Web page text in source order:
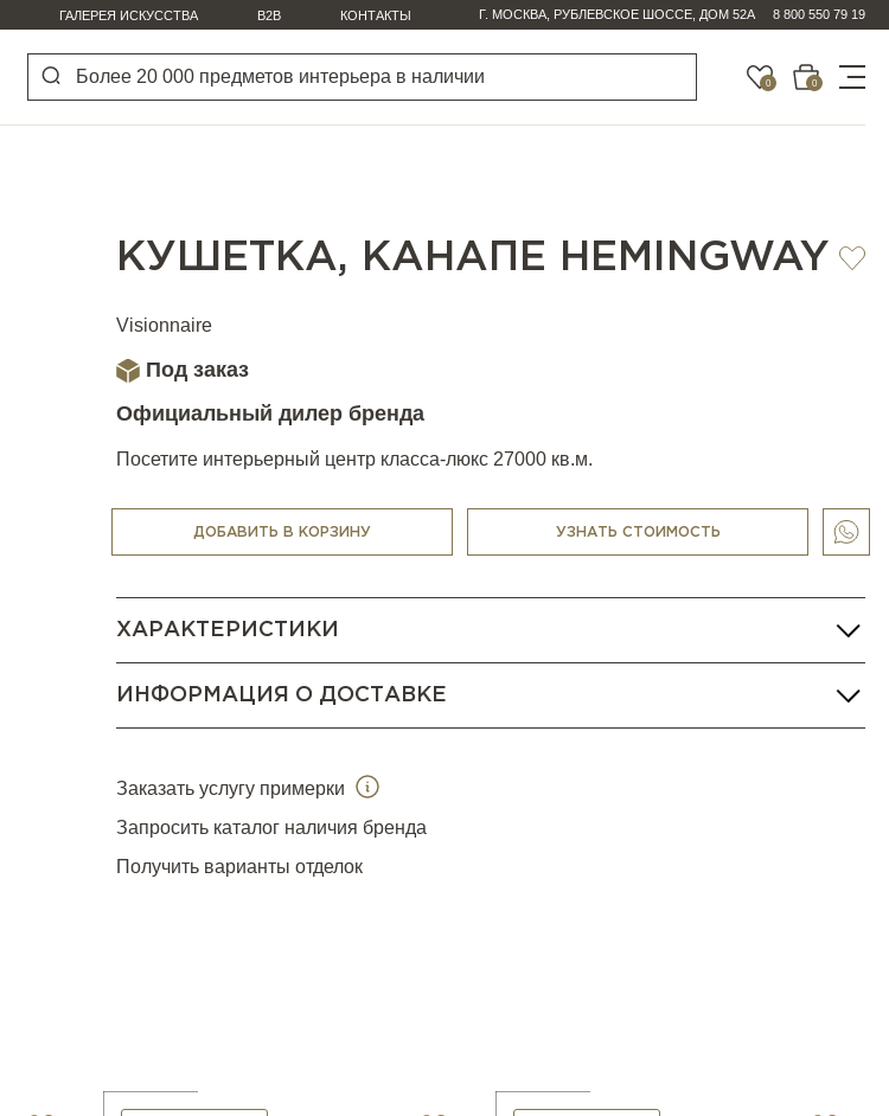
ГАЛЕРЕЯ ИСКУССТВА B2B КОНТАКТЫ Г. МОСКВА, РУБЛЕВСКОЕ ШОССЕ, ДОМ 52А 8 800 550 79 19
0 0
КУШЕТКА, КАНАПЕ HEMINGWAY
Visionnaire
Под заказ
Официальный дилер бренда
Посетите интерьерный центр класса-люкс 27000 кв.м.
ДОБАВИТЬ В КОРЗИНУ УЗНАТЬ СТОИМОСТЬ
ХАРАКТЕРИСТИКИ
ИНФОРМАЦИЯ О ДОСТАВКЕ
Заказать услугу примерки
Запросить каталог наличия бренда
Получить варианты отделок